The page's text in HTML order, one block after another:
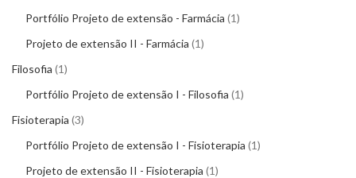
Portfólio Projeto de extensão - Farmácia 1
Projeto de extensão II - Farmácia 1
Filosofia 1
Portfólio Projeto de extensão I - Filosofia 1
Fisioterapia 3
Portfólio Projeto de extensão I - Fisioterapia 1
Projeto de extensão II - Fisioterapia 1